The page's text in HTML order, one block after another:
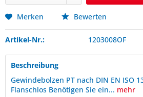
Merken Bewerten
Artikel-Nr.: 1203008OF
Beschreibung
Gewindebolzen PT nach DIN EN ISO
Flanschlos Benötigen Sie ein... mehr